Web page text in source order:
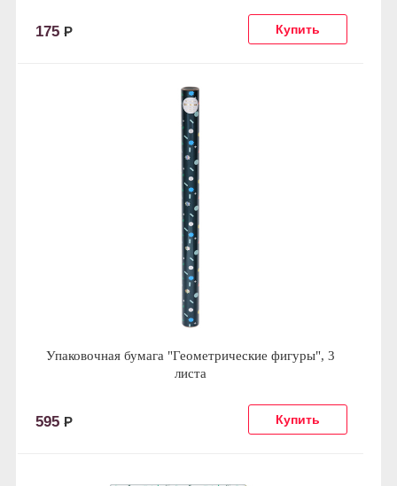
175 Р
Упаковочная бумага "Геометрические фигуры", 3
листа
595 Р